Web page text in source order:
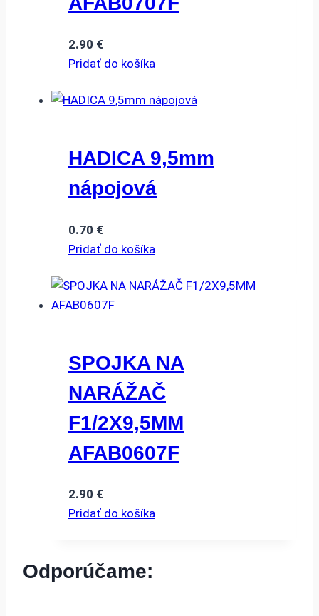
2.90 €
Pridať do košíka
HADICA 9,5mm
nápojová
0.70 €
Pridať do košíka
SPOJKA NA
NARÁŽAČ
F1/2X9,5MM
AFAB0607F
2.90 €
Pridať do košíka
Odporúčame: